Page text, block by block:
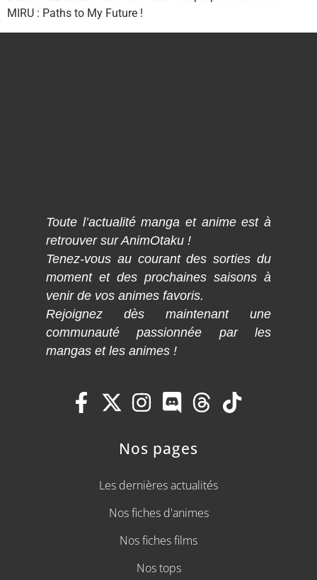
MIRU : Paths to My Future !
Toute l’actualité manga et anime est à
retrouver sur AnimOtaku !
Tenez-vous au courant des sorties du
moment et des prochaines saisons à
venir de vos animes favoris.
Rejoignez dès maintenant une
communauté passionnée par les
mangas et les animes !
Nos pages
Les dernières actualités
Nos fiches d'animes
Nos fiches films
Nos tops